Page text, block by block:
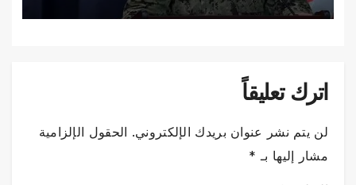
اترك تعليقاً
لن يتم نشر عنوان بريدك الإلكتروني. الحقول الإلزامية
مشار إليها بـ *